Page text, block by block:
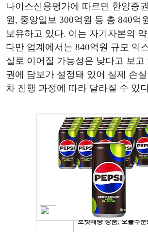
나이스신용평가에 따르면 한양증
원, 중앙일보 300억원 등 총 840억
보유하고 있다. 이는 자기자본의
다만 업계에서는 840억원 규모 익
실로 이어질 가능성은 낮다고 보고
권에 담보가 설정돼 있어 실제 손
차 진행 과정에 따라 달라질 수 있